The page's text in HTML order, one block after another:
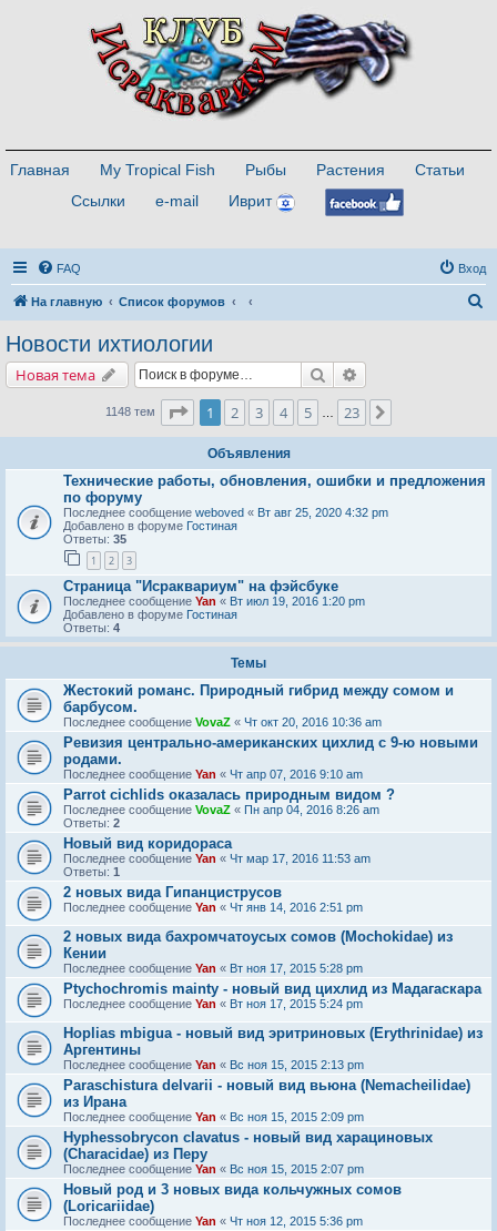
Главная My Tropical Fish Рыбы Растения
Статьи
Ссылки
e-mail Иврит
FAQ Вход
На главную Список форумов
Новости ихтиологии
Новая тема Поиск
1148 тем Страница1 из
1 2 3 4 5 23
Объявления
Технические работы, обновления, ошибки и предложения
по форуму
Последнее сообщение weboved « Вт авг 25, 2020 4:32 pm
Добавлено в форуме Гостиная
Ответы: 35
1 2 3
Страница "Исраквариум" на фэйсбуке
Последнее сообщение Yan « Вт июл 19, 2016 1:20 pm
Добавлено в форуме Гостиная
Ответы: 4
Темы
Жестокий романс. Природный гибрид между сомом и
барбусом.
Последнее сообщение VovaZ « Чт окт 20, 2016 10:36 am
Ревизия центрально-американских цихлид с 9-ю новыми
родами.
Последнее сообщение Yan « Чт апр 07, 2016 9:10 am
Parrot cichlids оказалась природным видом ?
Последнее сообщение VovaZ « Пн апр 04, 2016 8:26 am
Ответы: 2
Новый вид коридораса
Последнее сообщение Yan « Чт мар 17, 2016 11:53 am
Ответы: 1
2 новых вида Гипанциструсов
Последнее сообщение Yan « Чт янв 14, 2016 2:51 pm
2 новых вида бахромчатоусых сомов (Mochokidae) из
Кении
Последнее сообщение Yan « Вт ноя 17, 2015 5:28 pm
Ptychochromis mainty - новый вид цихлид из Мадагаскара
Последнее сообщение Yan « Вт ноя 17, 2015 5:24 pm
Hoplias mbigua - новый вид эритриновых (Erythrinidae) из
Аргентины
Последнее сообщение Yan « Вс ноя 15, 2015 2:13 pm
Paraschistura delvarii - новый вид вьюна (Nemacheilidae)
из Ирана
Последнее сообщение Yan « Вс ноя 15, 2015 2:09 pm
Hyphessobrycon clavatus - новый вид харациновых
(Characidae) из Перу
Последнее сообщение Yan « Вс ноя 15, 2015 2:07 pm
Новый род и 3 новых вида кольчужных сомов
(Loricariidae)
Последнее сообщение Yan « Чт ноя 12, 2015 5:36 pm